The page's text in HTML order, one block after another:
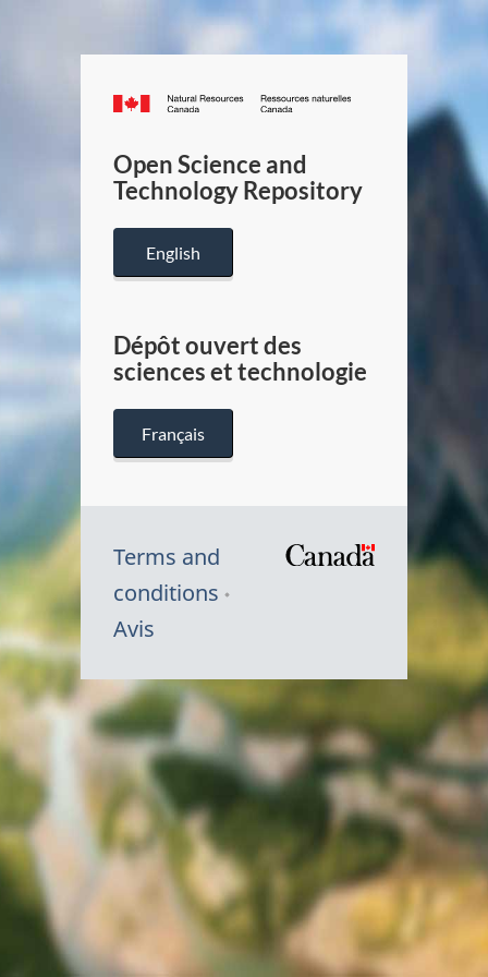
Canada.ca
/
Canada
Open Science and
Technology Repository
English
Dépôt ouvert des
sciences et technologie
Français
Terms and
conditions
Avis
Canada